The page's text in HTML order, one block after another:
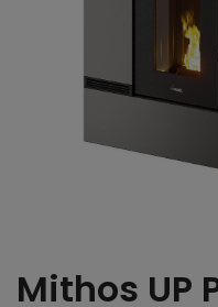
Mithos UP